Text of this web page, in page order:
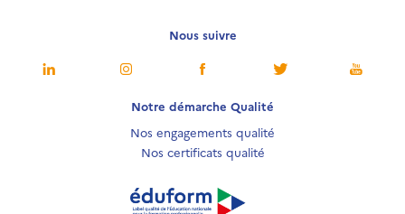
Nous suivre
Notre démarche Qualité
Nos engagements qualité
Nos certificats qualité